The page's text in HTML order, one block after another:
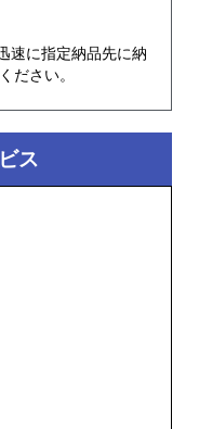
速に指定納品先に納
ださい。
ス